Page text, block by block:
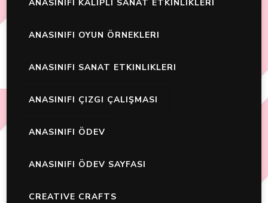
ANASINIFI KALIPLI SANAT ETKINLIKLERI
ANASINIFI OYUN ÖRNEKLERI
ANASINIFI SANAT ETKINLIKLERI
ANASINIFI ÇIZGI ÇALIŞMASI
ANASINIFI ÖDEV
ANASINIFI ÖDEV SAYFASI
CREATIVE CRAFTS